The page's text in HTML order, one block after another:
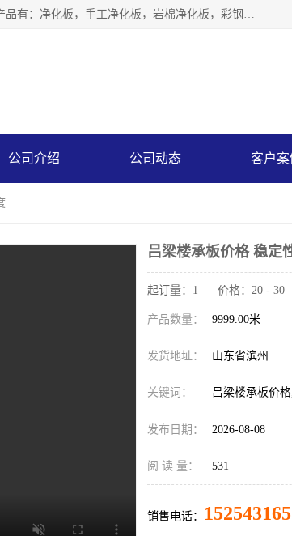
山东中汇彩钢有限公司专业从事聚氨酯封边岩棉板、岩棉板的生产制造，主要产品有：净化板，手工净化板，岩棉净化板，彩钢板，聚氨酯封边岩棉复合板，聚氨酯封边岩棉夹芯板。
公司介绍 公司动态 客户案
吕梁楼承板价格 稳定
起订量：1 价格：20 - 30
产品数量： 9999.00米
发货地址： 山东省滨州
关键词： 吕梁楼承板价
发布日期： 2026-08-08
阅 读 量： 531
销售电话：